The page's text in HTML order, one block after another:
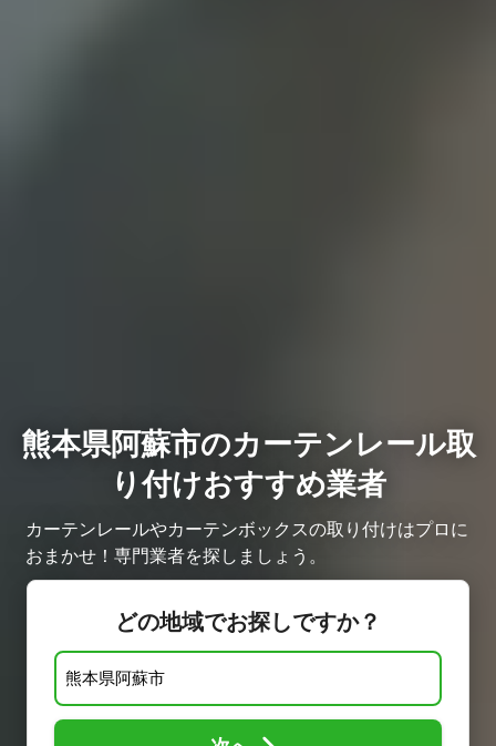
熊本県阿蘇市のカーテンレール取
り付けおすすめ業者
カーテンレールやカーテンボックスの取り付けはプロに
おまかせ！専門業者を探しましょう。
どの地域でお探しですか？